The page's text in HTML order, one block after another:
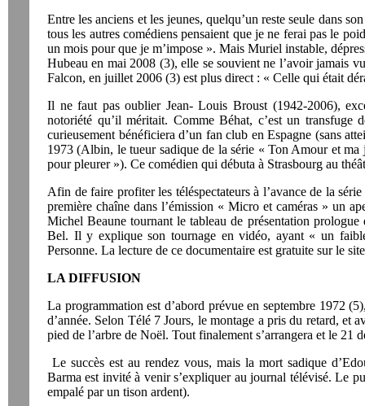
Entre les anciens et les jeunes, quelqu’un reste seule dans
tous les autres comédiens pensaient que je ne ferai pas le
un mois pour que je m’impose ». Mais Muriel instable,
Hubeau en mai 2008 (3), elle se souvient ne l’avoir jamais
Falcon, en juillet 2006 (3) est plus direct : « Celle qui était
Il ne faut pas oublier Jean- Louis Broust (1942-2006),
notoriété qu’il méritait. Comme Béhat, c’est un
curieusement bénéficiera d’un fan club en Espagne (sans
1973 (Albin, le tueur sadique de la série « Ton Amour et
pour pleurer »). Ce comédien qui débuta à Strasbourg au
Afin de faire profiter les téléspectateurs à l’avance de la
première chaîne dans l’émission « Micro et caméras » un
Michel Beaune tournant le tableau de présentation
Bel. Il y explique son tournage en vidéo, ayant « un
Personne. La lecture de ce documentaire est gratuite sur le
LA DIFFUSION
La programmation est d’abord prévue en septembre 1972
d’année. Selon Télé 7 Jours, le montage a pris du retard, et
pied de l’arbre de Noël. Tout finalement s’arrangera et le 21
Le succès est au rendez vous, mais la mort sadique
Barma est invité à venir s’expliquer au journal télévisé. Le
empalé par un tison ardent).